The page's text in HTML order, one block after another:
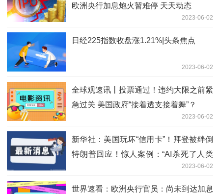
欧洲央行加息炮火暂难停 天天动态
2023-06-02
日经225指数收盘涨1.21%|头条焦点
2023-06-02
全球观速讯丨投票通过！违约大限之前紧
急过关 美国政府“接着透支接着舞”？
2023-06-02
新华社：美国玩坏“信用卡”！拜登被绊倒
特朗普回应！惊人案例：“AI杀死了人类
2023-06-02
世界速看：欧洲央行官员：尚未到达加息